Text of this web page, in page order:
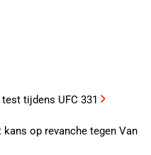
tijdens UFC 331
op revanche tegen Van